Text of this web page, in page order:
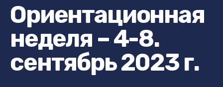
Ориентационная
неделя – 4-8.
сентябрь 2023 г.